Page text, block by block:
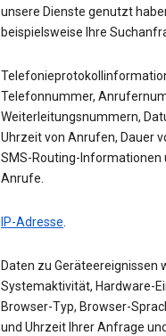
unsere Dienste genutzt
beispielsweise Ihre
Telefonnummer,
Weiterleitungsnummern,
Uhrzeit von Anrufen, Dauer
SMS-Routing-Informationen
Anrufe.
IP-Adresse.
Daten zu Geräteereignissen
Systemaktivität, Hardware-
Browser-Typ, Browser-
und Uhrzeit Ihrer Anfrage